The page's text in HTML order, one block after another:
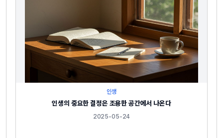
인생
인생의 중요한 결정은 조용한 공간에서 나온다
2025-05-24